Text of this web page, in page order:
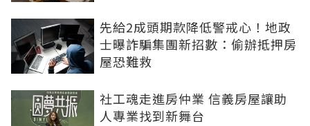
先給2成頭期款降低警戒心！地政
士曝詐騙集團新招數：偷辦抵押房
屋恐難救
社工魂走進房仲業 信義房屋讓助
人專業找到新舞台